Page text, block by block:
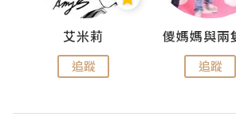
艾米莉
追蹤 追蹤